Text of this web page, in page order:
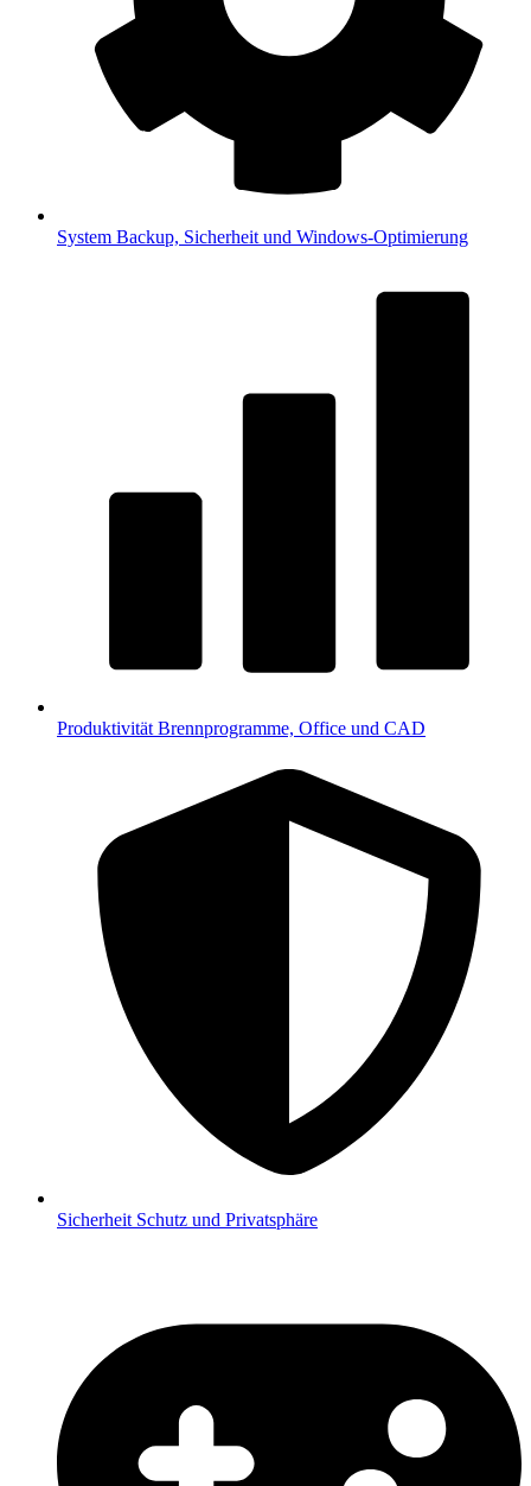
System Backup, Sicherheit und Windows-Optimierung
Produktivität Brennprogramme, Office und CAD
Sicherheit Schutz und Privatsphäre